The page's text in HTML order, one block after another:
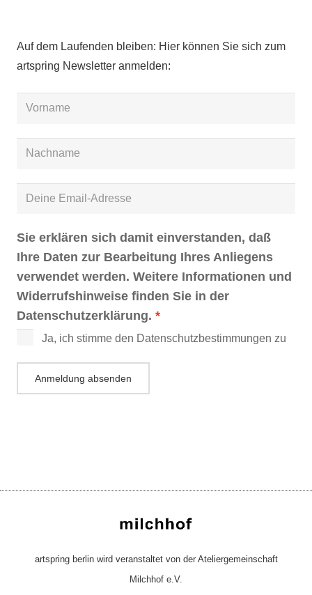
Auf dem Laufenden bleiben: Hier können Sie sich zum
artspring Newsletter anmelden:
Sie erklären sich damit einverstanden, daß
Ihre Daten zur Bearbeitung Ihres Anliegens
verwendet werden. Weitere Informationen und
Widerrufshinweise finden Sie in der
Datenschutzerklärung.
Ja, ich stimme den Datenschutzbestimmungen zu
Anmeldung absenden
artspring berlin wird veranstaltet von der Ateliergemeinschaft
Milchhof e.V.